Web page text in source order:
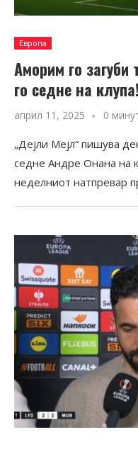
Европа
Аморим го загуби
го седне на клупа!
април 11, 2025 0
„Дејли Мејл“ пишува
седне Андре Онана на
неделниот натпревар